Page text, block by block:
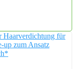
Haarverdichtung für
up zum Ansatz